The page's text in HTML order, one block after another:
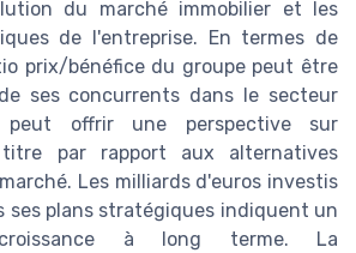
du marché immobilier et les
de l'entreprise. En termes de
prix/bénéfice du groupe peut être
ses concurrents dans le secteur
peut offrir une perspective sur
par rapport aux alternatives
Les milliards d'euros investis
ses plans stratégiques indiquent un
à long terme. La